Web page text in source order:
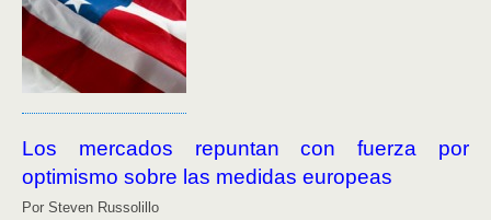
Los mercados repuntan con fuerza por
optimismo sobre las medidas europeas
Por Steven Russolillo